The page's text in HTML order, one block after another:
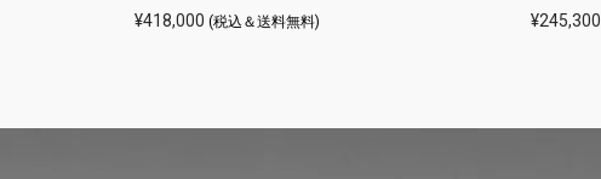
¥418,000 (税込＆送料無料) ¥245,300